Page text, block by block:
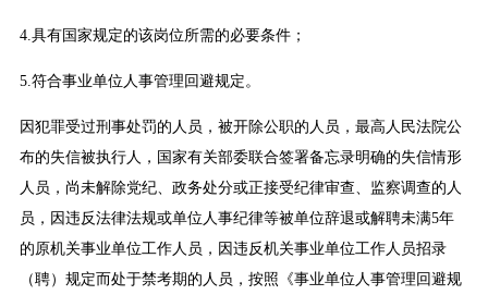
4.具有国家规定的该岗位所需的必要条件；
5.符合事业单位人事管理回避规定。
因犯罪受过刑事处罚的人员，被开除公职的人员，最高人民法院公
布的失信被执行人，国家有关部委联合签署备忘录明确的失信情形
人员，尚未解除党纪、政务处分或正接受纪律审查、监察调查的人
员，因违反法律法规或单位人事纪律等被单位辞退或解聘未满5年
的原机关事业单位工作人员，因违反机关事业单位工作人员招录
（聘）规定而处于禁考期的人员，按照《事业单位人事管理回避规